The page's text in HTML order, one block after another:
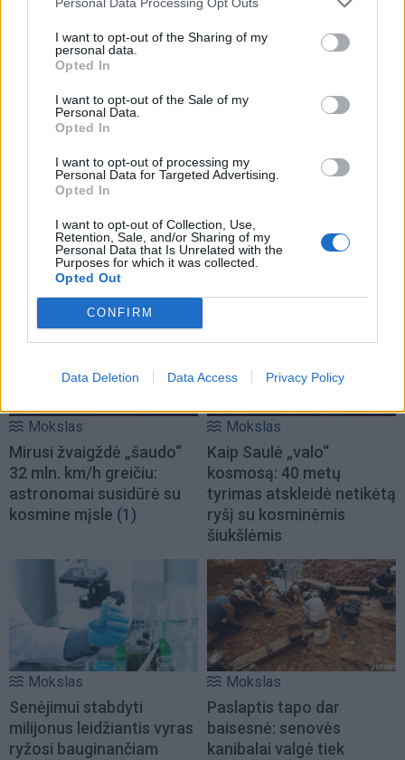
I want to opt-out of the Sharing of my
personal data.
Opted In
I want to opt-out of the Sale of my
Personal Data.
Opted In
I want to opt-out of processing my
Personal Data for Targeted Advertising.
Opted In
I want to opt-out of Collection, Use,
Retention, Sale, and/or Sharing of my
Personal Data that Is Unrelated with the
Purposes for which it was collected.
Opted Out
CONFIRM
Data Deletion Data Access Privacy Policy
TAIP PAT SKAITYKITE
Mokslas
Mirusi žvaigždė „šaudo“
32 mln. km/h greičiu:
astronomai susidūrė su
kosmine mįsle (1)
Mokslas
Kaip Saulė „valo“
kosmosą: 40 metų
tyrimas atskleidė netikėtą
ryšį su kosminėmis
šiukšlėmis
Mokslas
Senėjimui stabdyti
milijonus leidžiantis vyras
ryžosi bauginančiam
Mokslas
Paslaptis tapo dar
baisesnė: senovės
kanibalai valgė tiek